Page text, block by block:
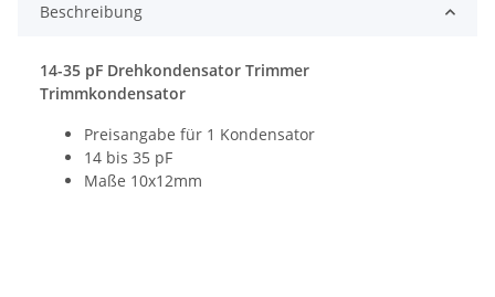
Beschreibung
14-35 pF Drehkondensator Trimmer
Trimmkondensator
Preisangabe für 1 Kondensator
14 bis 35 pF
Maße 10x12mm